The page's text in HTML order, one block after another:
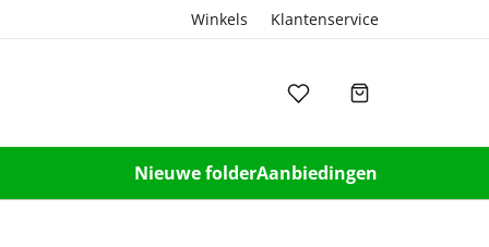
Winkels Klantenservice
Nieuwe folderAanbiedingen